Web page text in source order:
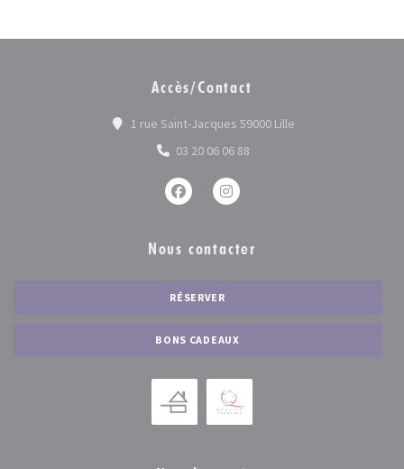
Accès/Contact
1 rue Saint-Jacques 59000 Lille((ouvre une
03 20 06 06 88
Facebook ((ouvre une nouvelle
Instagram ((ouvre une
Nous contacter
RÉSERVER
BONS CADEAUX